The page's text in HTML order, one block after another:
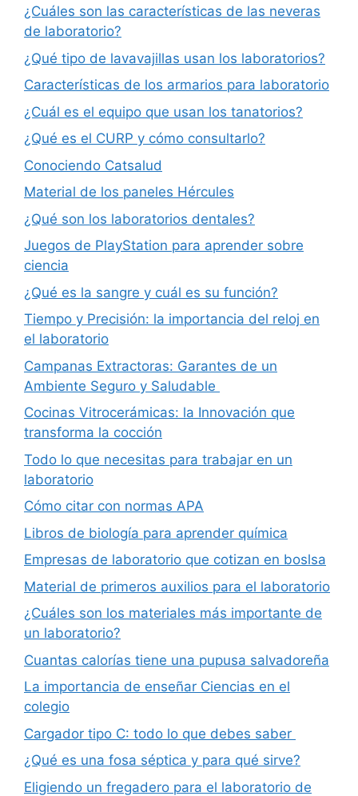
¿Cuáles son las características de las neveras
de laboratorio?
¿Qué tipo de lavavajillas usan los laboratorios?
Características de los armarios para laboratorio
¿Cuál es el equipo que usan los tanatorios?
¿Qué es el CURP y cómo consultarlo?
Conociendo Catsalud
Material de los paneles Hércules
¿Qué son los laboratorios dentales?
Juegos de PlayStation para aprender sobre
ciencia
¿Qué es la sangre y cuál es su función?
Tiempo y Precisión: la importancia del reloj en
el laboratorio
Campanas Extractoras: Garantes de un
Ambiente Seguro y Saludable
Cocinas Vitrocerámicas: la Innovación que
transforma la cocción
Todo lo que necesitas para trabajar en un
laboratorio
Cómo citar con normas APA
Libros de biología para aprender química
Empresas de laboratorio que cotizan en boslsa
Material de primeros auxilios para el laboratorio
¿Cuáles son los materiales más importante de
un laboratorio?
Cuantas calorías tiene una pupusa salvadoreña
La importancia de enseñar Ciencias en el
colegio
Cargador tipo C: todo lo que debes saber
¿Qué es una fosa séptica y para qué sirve?
Eligiendo un fregadero para el laboratorio de